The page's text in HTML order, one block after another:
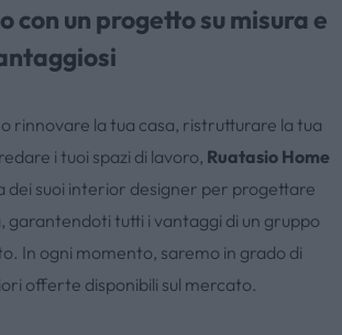
con un progetto su misura e
rinnovare la tua casa, ristrutturare la tua
i tuoi spazi di lavoro, Ruatasio Home
dei suoi interior designer per progettare
garantendoti tutti i vantaggi di un gruppo
In ogni momento, saremo in grado di
offerte disponibili sul mercato.